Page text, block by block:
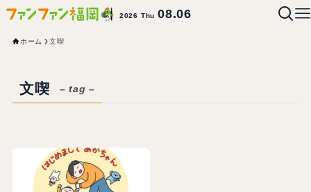
2026 Thu08.06
ホーム 文喫
文喫 – tag –